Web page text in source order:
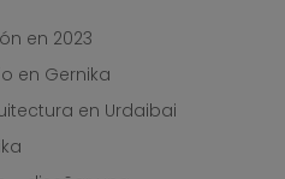
en 2023
en Gernika
en Urdaibai